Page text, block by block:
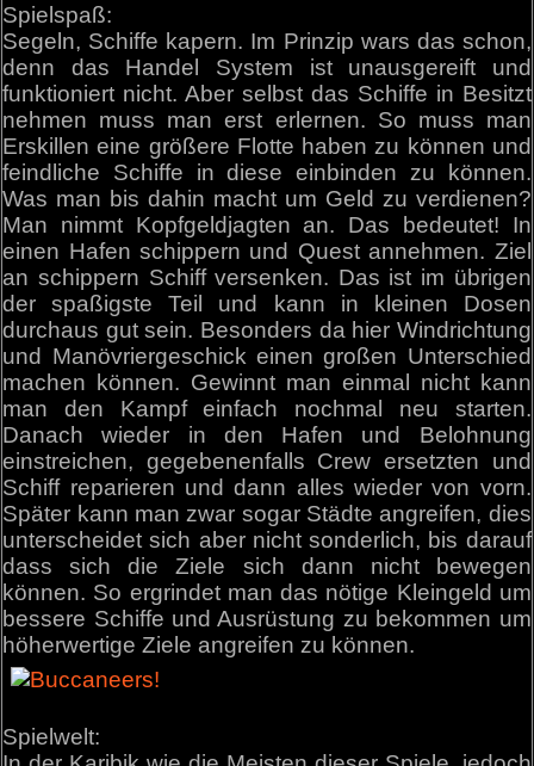
Spielspaß:
Segeln, Schiffe kapern. Im Prinzip wars das schon,
denn das Handel System ist unausgereift und
funktioniert nicht. Aber selbst das Schiffe in Besitzt
nehmen muss man erst erlernen. So muss man
Erskillen eine größere Flotte haben zu können und
feindliche Schiffe in diese einbinden zu können.
Was man bis dahin macht um Geld zu verdienen?
Man nimmt Kopfgeldjagten an. Das bedeutet! In
einen Hafen schippern und Quest annehmen. Ziel
an schippern Schiff versenken. Das ist im übrigen
der spaßigste Teil und kann in kleinen Dosen
durchaus gut sein. Besonders da hier Windrichtung
und Manövriergeschick einen großen Unterschied
machen können. Gewinnt man einmal nicht kann
man den Kampf einfach nochmal neu starten.
Danach wieder in den Hafen und Belohnung
einstreichen, gegebenenfalls Crew ersetzten und
Schiff reparieren und dann alles wieder von vorn.
Später kann man zwar sogar Städte angreifen, dies
unterscheidet sich aber nicht sonderlich, bis darauf
dass sich die Ziele sich dann nicht bewegen
können. So ergrindet man das nötige Kleingeld um
bessere Schiffe und Ausrüstung zu bekommen um
höherwertige Ziele angreifen zu können.
Spielwelt: